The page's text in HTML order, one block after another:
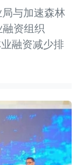
与加速森林
融资组织
融资减少排